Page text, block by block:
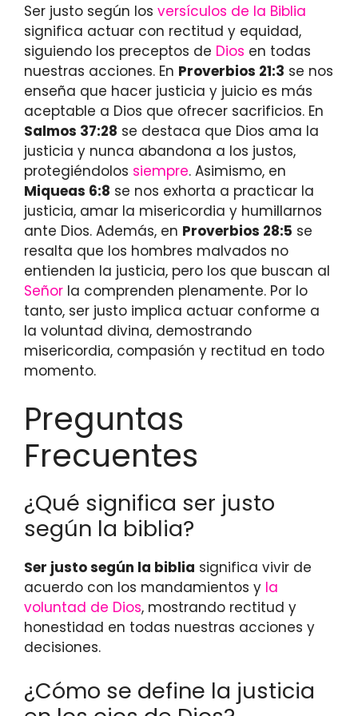
Ser justo según los versículos de la Biblia
significa actuar con rectitud y equidad,
siguiendo los preceptos de Dios en todas
nuestras acciones. En Proverbios 21:3 se nos
enseña que hacer justicia y juicio es más
aceptable a Dios que ofrecer sacrificios. En
Salmos 37:28 se destaca que Dios ama la
justicia y nunca abandona a los justos,
protegiéndolos siempre. Asimismo, en
Miqueas 6:8 se nos exhorta a practicar la
justicia, amar la misericordia y humillarnos
ante Dios. Además, en Proverbios 28:5 se
resalta que los hombres malvados no
entienden la justicia, pero los que buscan al
Señor la comprenden plenamente. Por lo
tanto, ser justo implica actuar conforme a
la voluntad divina, demostrando
misericordia, compasión y rectitud en todo
momento.
Preguntas
Frecuentes
¿Qué significa ser justo
según la biblia?
Ser justo según la biblia significa vivir de
acuerdo con los mandamientos y la
voluntad de Dios, mostrando rectitud y
honestidad en todas nuestras acciones y
decisiones.
¿Cómo se define la justicia